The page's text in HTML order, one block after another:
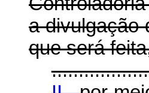
a divulgação
que será